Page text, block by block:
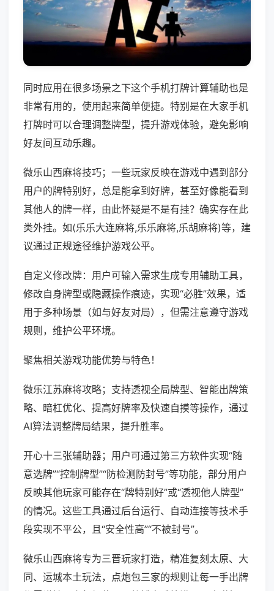
同时应用在很多场景之下这个手机打牌计算辅助也是
非常有用的，使用起来简单便捷。特别是在大家手机
打牌时可以合理调整牌型，提升游戏体验，避免影响
好友间互动乐趣。
微乐山西麻将技巧；一些玩家反映在游戏中遇到部分
用户的牌特别好，总是能拿到好牌，甚至好像能看到
其他人的牌一样，由此怀疑是不是有挂？确实存在此
类外挂。如(乐乐大连麻将,乐乐麻将,乐胡麻将)等，建
议通过正规途径维护游戏公平。
自定义修改牌：用户可输入需求生成专用辅助工具，
修改自身牌型或隐藏操作痕迹，实现“必胜”效果，适
用于多种场景（如与好友对局），但需注意遵守游戏
规则，维护公平环境。
聚焦相关游戏功能优势与特色！
微乐江苏麻将攻略；支持透视全局牌型、智能出牌策
略、暗杠优化、提高好牌率及快速自摸等操作，通过
AI算法调整牌局结果，提升胜率。
开心十三张辅助器；用户可通过第三方软件实现“随
意选牌”“控制牌型”“防检测防封号”等功能，部分用户
反映其他玩家可能存在“牌特别好”或“透视他人牌型”
的情况。这些工具通过后台运行、自动连接等技术手
段实现不平公，且“安全性高”“不被封号”。
微乐山西麻将专为三晋玩家打造，精准复刻太原、大
同、运城本土玩法，点炮包三家的规则让每一手出牌